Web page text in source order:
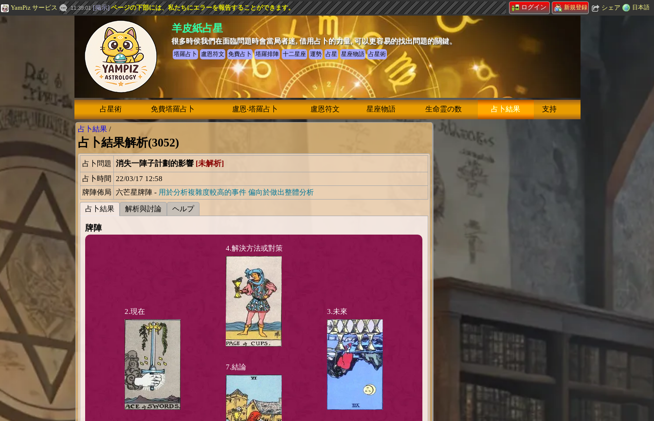
YamPiz サービス 11:39:01 [掲示]ページの下部には、私たちにエラーを報告することができます。 ログイン 新規登録 シェア 日本語
羊皮紙占星
很多時侯我們在面臨問題時會當局者迷, 借用占卜的力量, 可以更容易的找出問題的關鍵。
塔羅占卜 盧恩符文 免費占卜 塔羅排陣 十二星座 運勢 占星 星座物語 占星術
占星術 免費塔羅占卜 盧恩‧塔羅占卜 盧恩符文 星座物語 生命霊の数 占卜結果 支持
占卜結果/
占卜結果解析(3052)
占卜問題 消失一陣子計劃的影響 [未解析]
占卜時間
22/03/17 12:58
牌陣佈局
六芒星牌陣 - 用於分析複雜度較高的事件 偏向於做出整體分析
占卜結果 解析與討論 ヘルプ
牌陣
2.現在 3.未來
4.解決方法或對策
7.結論